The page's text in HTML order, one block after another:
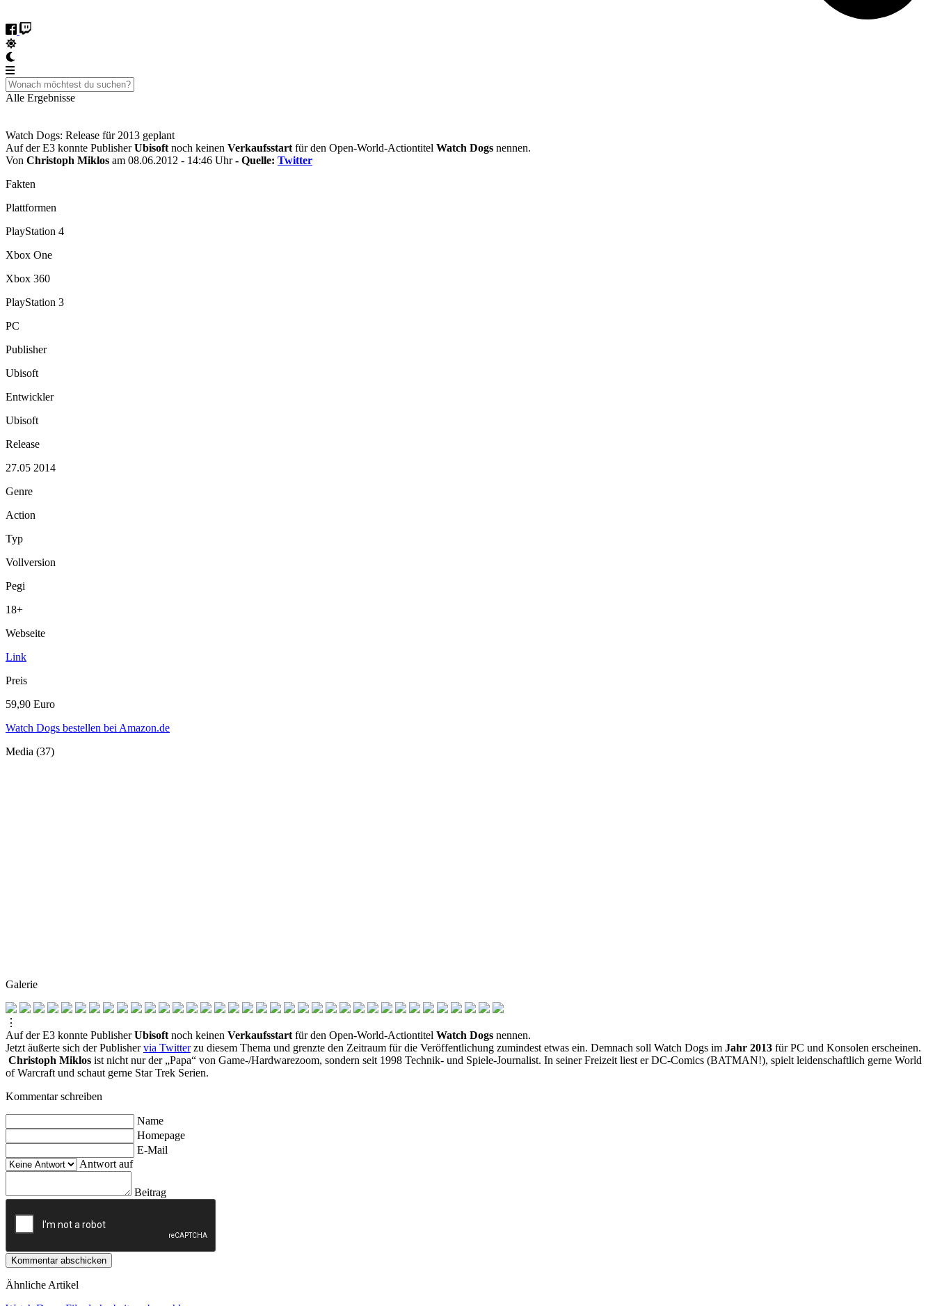
Alle Ergebnisse
Watch Dogs: Release für 2013 geplant
Auf der E3 konnte PublisherUbisoft noch keinen Verkaufsstart für den Open-World-Actiontitel Watch Dogs nennen.
Von Christoph Miklos am 08.06.2012 - 14:46 Uhr- Quelle: Twitter
Fakten
Plattformen
PlayStation 4
Xbox One
Xbox 360
PlayStation 3
PC
Publisher
Ubisoft
Entwickler
Ubisoft
Release
27.05 2014
Genre
Action
Typ
Vollversion
Pegi
18+
Webseite
Link
Preis
59,90 Euro
Watch Dogs bestellen bei Amazon.de
Media (37)
Galerie
⋮
Auf der E3 konnte PublisherUbisoft noch keinen Verkaufsstart für den Open-World-Actiontitel Watch Dogs nennen.
Jetzt äußerte sich der Publishervia Twitterzu diesem Thema und grenzte den Zeitraum für die Veröffentlichung zumindest etwas ein. Demnach soll Watch Dogs im Jahr 2013 für PC und Konsolen erscheinen.
Christoph Miklos ist nicht nur der „Papa“ von Game-/Hardwarezoom, sondern seit 1998 Technik- und Spiele-Journalist. In seiner Freizeit liest er DC-Comics (BATMAN!), spielt leidenschaftlich gerne World
of Warcraft und schaut gerne Star Trek Serien.
Kommentar schreiben
Name
Homepage
E-Mail
Antwort auf
Beitrag
Kommentar abschicken
Ähnliche Artikel